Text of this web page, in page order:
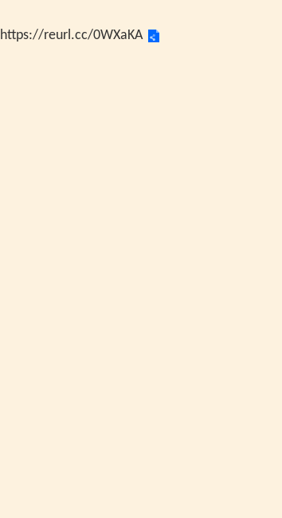
https://reurl.cc/0WXaKA